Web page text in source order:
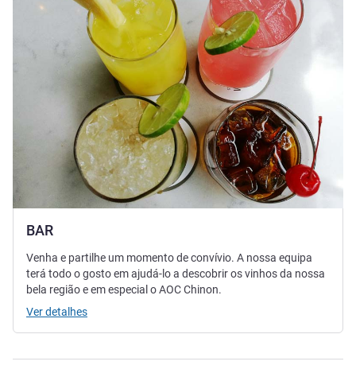
BAR
Venha e partilhe um momento de convívio. A nossa equipa
terá todo o gosto em ajudá-lo a descobrir os vinhos da nossa
bela região e em especial o AOC Chinon.
Ver detalhes